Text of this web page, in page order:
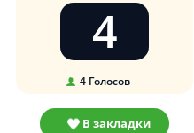
4
4Голосов
В закладки